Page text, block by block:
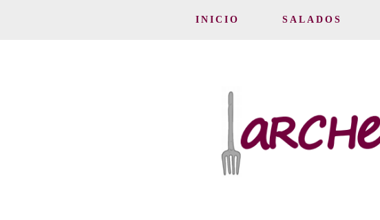
INICIO SALADOS